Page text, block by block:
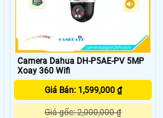
Camera Dahua DH-P5AE-PV 5MP
Xoay 360 Wifi
Giá Bán: 1,599,000 ₫
Giá gốc: 2,000,000 ₫